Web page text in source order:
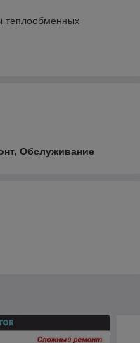
теплообменных
Обслуживание